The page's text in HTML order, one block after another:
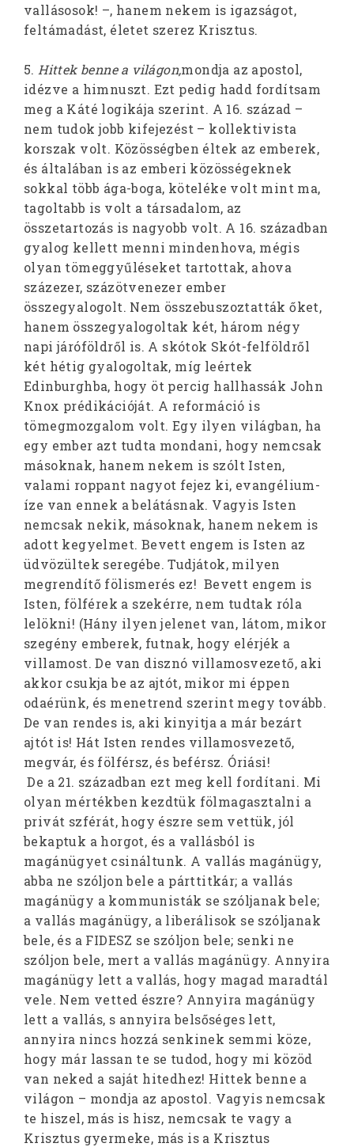
vallásosok! –, hanem nekem is igazságot,
feltámadást, életet szerez Krisztus.
5. Hittek benne a világon,mondja az apostol,
idézve a himnuszt. Ezt pedig hadd fordítsam
meg a Káté logikája szerint. A 16. század –
nem tudok jobb kifejezést – kollektivista
korszak volt. Közösségben éltek az emberek,
és általában is az emberi közösségeknek
sokkal több ága-boga, köteléke volt mint ma,
tagoltabb is volt a társadalom, az
összetartozás is nagyobb volt. A 16. században
gyalog kellett menni mindenhova, mégis
olyan tömeggyűléseket tartottak, ahova
százezer, százötvenezer ember
összegyalogolt. Nem összebuszoztatták őket,
hanem összegyalogoltak két, három négy
napi járóföldről is. A skótok Skót-felföldről
két hétig gyalogoltak, míg leértek
Edinburghba, hogy öt percig hallhassák John
Knox prédikációját. A reformáció is
tömegmozgalom volt. Egy ilyen világban, ha
egy ember azt tudta mondani, hogy nemcsak
másoknak, hanem nekem is szólt Isten,
valami roppant nagyot fejez ki, evangélium-
íze van ennek a belátásnak. Vagyis Isten
nemcsak nekik, másoknak, hanem nekem is
adott kegyelmet. Bevett engem is Isten az
üdvözültek seregébe. Tudjátok, milyen
megrendítő fölismerés ez! Bevett engem is
Isten, fölférek a szekérre, nem tudtak róla
lelökni! (Hány ilyen jelenet van, látom, mikor
szegény emberek, futnak, hogy elérjék a
villamost. De van disznó villamosvezető, aki
akkor csukja be az ajtót, mikor mi éppen
odaérünk, és menetrend szerint megy tovább.
De van rendes is, aki kinyitja a már bezárt
ajtót is! Hát Isten rendes villamosvezető,
megvár, és fölférsz, és beférsz. Óriási!
De a 21. században ezt meg kell fordítani. Mi
olyan mértékben kezdtük fölmagasztalni a
privát szférát, hogy észre sem vettük, jól
bekaptuk a horgot, és a vallásból is
magánügyet csináltunk. A vallás magánügy,
abba ne szóljon bele a párttitkár; a vallás
magánügy a kommunisták se szóljanak bele;
a vallás magánügy, a liberálisok se szóljanak
bele, és a FIDESZ se szóljon bele; senki ne
szóljon bele, mert a vallás magánügy. Annyira
magánügy lett a vallás, hogy magad maradtál
vele. Nem vetted észre? Annyira magánügy
lett a vallás, s annyira belsőséges lett,
annyira nincs hozzá senkinek semmi köze,
hogy már lassan te se tudod, hogy mi közöd
van neked a saját hitedhez! Hittek benne a
világon – mondja az apostol. Vagyis nemcsak
te hiszel, más is hisz, nemcsak te vagy a
Krisztus gyermeke, más is a Krisztus